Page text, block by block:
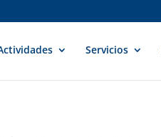
Servicios